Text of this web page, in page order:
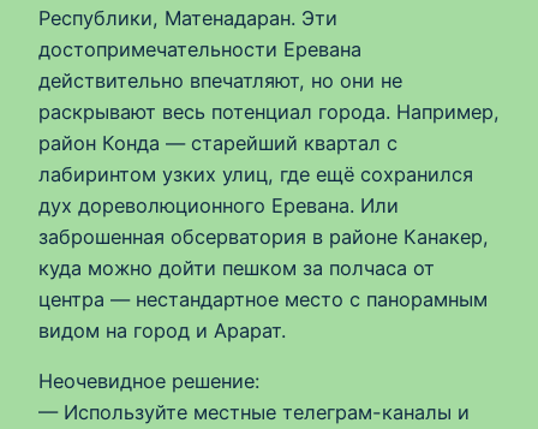
Республики, Матенадаран. Эти
достопримечательности Еревана
действительно впечатляют, но они не
раскрывают весь потенциал города. Например,
район Конда — старейший квартал с
лабиринтом узких улиц, где ещё сохранился
дух дореволюционного Еревана. Или
заброшенная обсерватория в районе Канакер,
куда можно дойти пешком за полчаса от
центра — нестандартное место с панорамным
видом на город и Арарат.
Неочевидное решение:
— Используйте местные телеграм-каналы и